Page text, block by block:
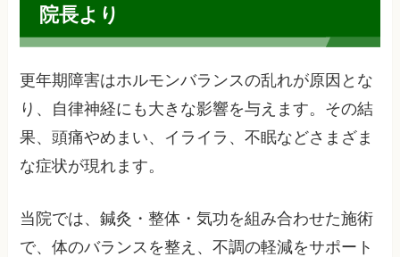
院長より
更年期障害はホルモンバランスの乱れが原因とな
り、自律神経にも大きな影響を与えます。その結
果、頭痛やめまい、イライラ、不眠などさまざま
な症状が現れます。
当院では、鍼灸・整体・気功を組み合わせた施術
で、体のバランスを整え、不調の軽減をサポート